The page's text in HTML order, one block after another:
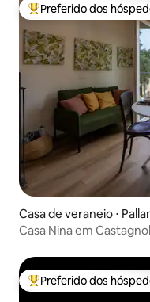
Entre os melhores
Preferido dos
Casa de veraneio ⋅
Casa Nina em
Entre os melhores
Preferido dos